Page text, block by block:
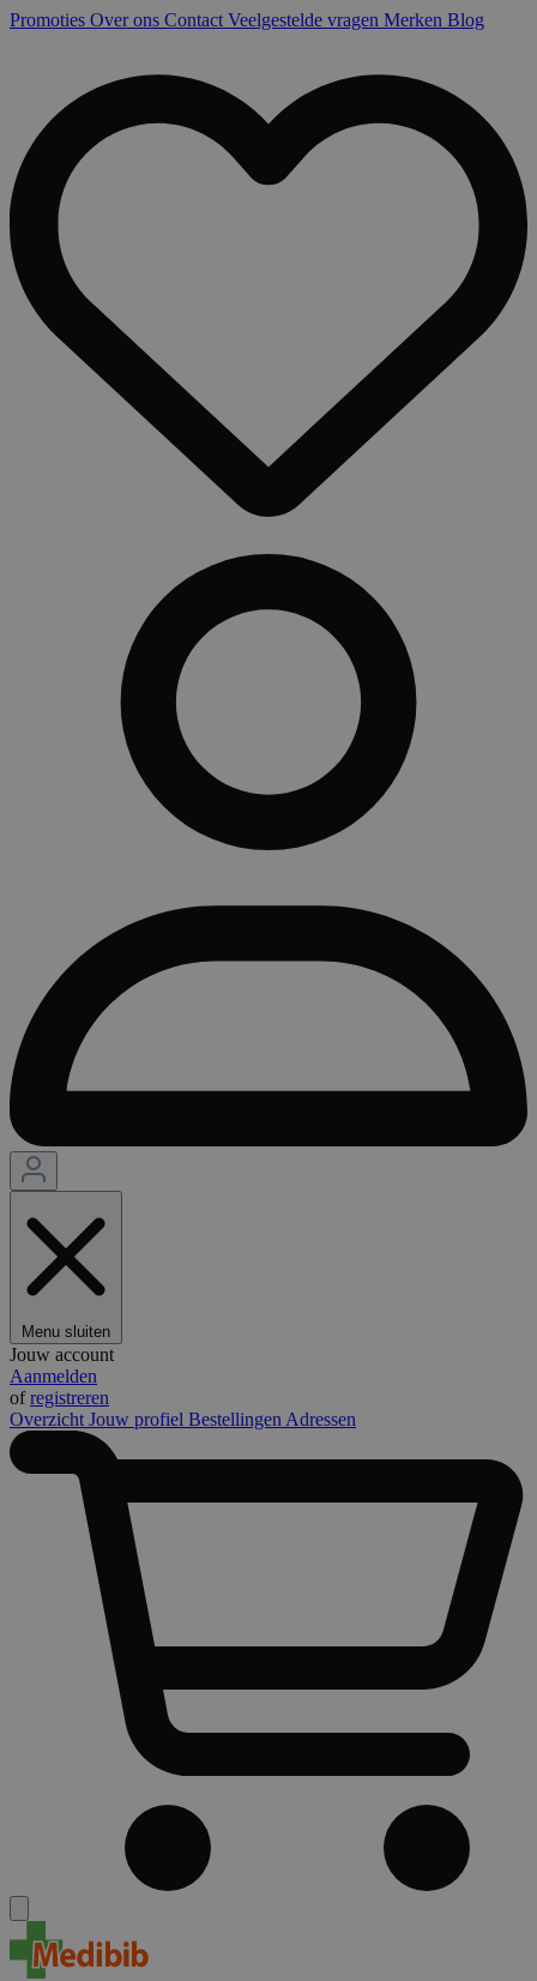
Promoties Over ons Contact Veelgestelde vragen Merken Blog
Menu sluiten
Jouw account
Aanmelden
ofregistreren
Overzicht Jouw profiel Bestellingen Adressen